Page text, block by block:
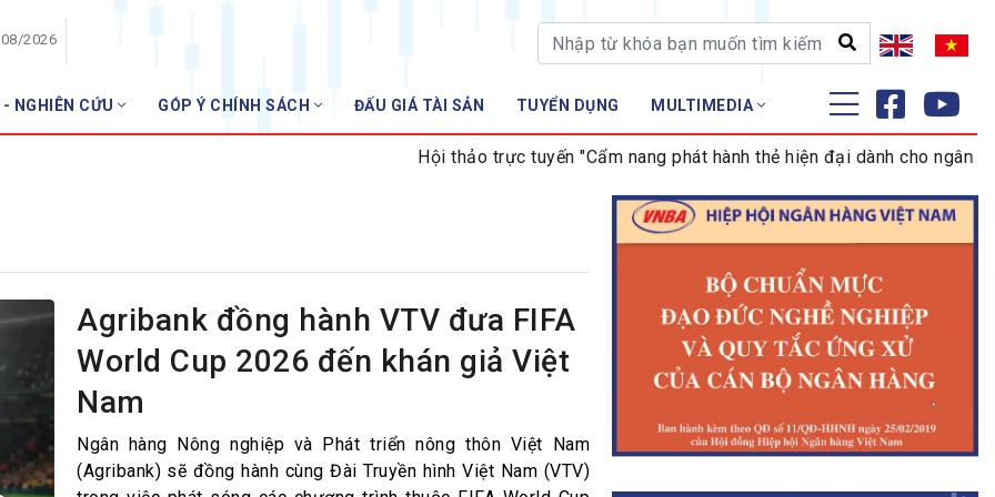
2026
NGHIÊN CỨU GÓP Ý CHÍNH SÁCH ĐẤU GIÁ TÀI SẢN TUYỂN DỤNG MULTIMEDIA
ĐÀO TẠO - NGHIÊN CỨU
Tập huấn
Hội thảo trực tuyến "Cẩm nang phát hành thẻ hiện đại dành cho ngân hàng
Agribank đồng hành VTV đưa FIFA
World Cup 2026 đến khán giả Việt
Nam
Ngân hàng Nông nghiệp và Phát triển nông thôn Việt Nam
(Agribank) sẽ đồng hành cùng Đài Truyền hình Việt Nam (VTV)